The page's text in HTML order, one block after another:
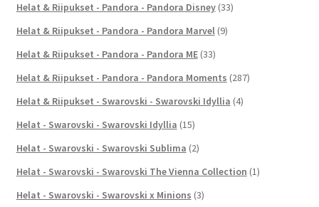
Helat & Riipukset - Pandora - Pandora Disney (33)
Helat & Riipukset - Pandora - Pandora Marvel (9)
Helat & Riipukset - Pandora - Pandora ME (33)
Helat & Riipukset - Pandora - Pandora Moments (287)
Helat & Riipukset - Swarovski - Swarovski Idyllia (4)
Helat - Swarovski - Swarovski Idyllia (15)
Helat - Swarovski - Swarovski Sublima (2)
Helat - Swarovski - Swarovski The Vienna Collection (1)
Helat - Swarovski - Swarovski x Minions (3)